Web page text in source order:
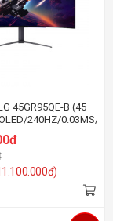
45GR95QE-B (45
240HZ/0.03MS/